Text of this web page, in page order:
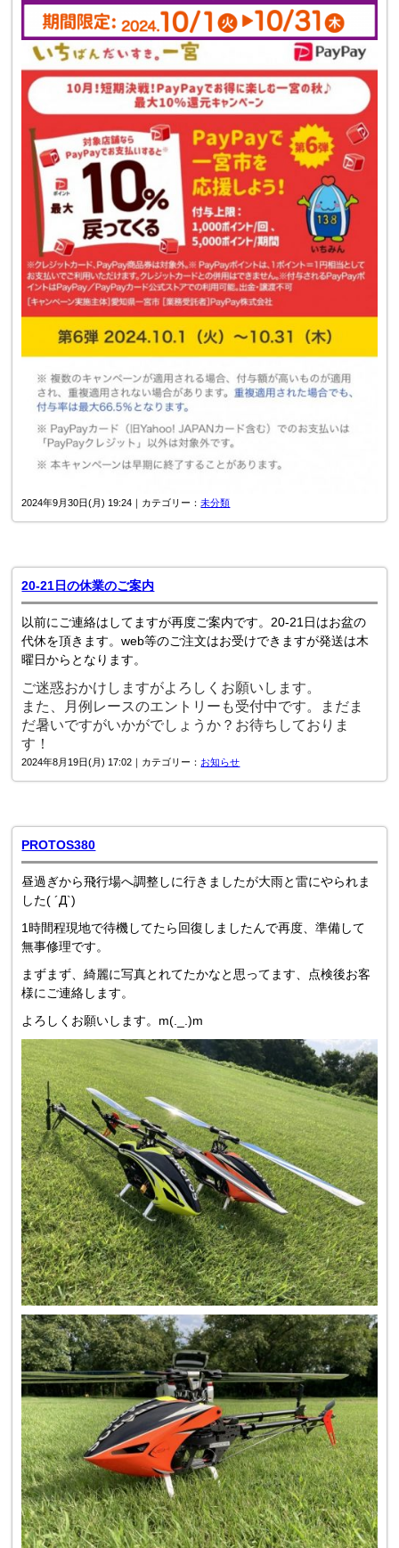
2024年9月30日(月) 19:24｜カテゴリー：未分類
20-21日の休業のご案内
以前にご連絡はしてますが再度ご案内です。20-21日はお盆の
代休を頂きます。web等のご注文はお受けできますが発送は木
曜日からとなります。
ご迷惑おかけしますがよろしくお願いします。
また、月例レースのエントリーも受付中です。まだま
だ暑いですがいかがでしょうか？お待ちしておりま
す！
2024年8月19日(月) 17:02｜カテゴリー： お知らせ
PROTOS380
昼過ぎから飛行場へ調整しに行きましたが大雨と雷にやられま
した( ´Д`)
1時間程現地で待機してたら回復しましたんで再度、準備して
無事修理です。
まずまず、綺麗に写真とれてたかなと思ってます、点検後お客
様にご連絡します。
よろしくお願いします。m(._.)m